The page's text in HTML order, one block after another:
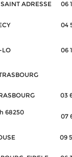
ADRESSE 06
04
LO 06
03
68250
07
09